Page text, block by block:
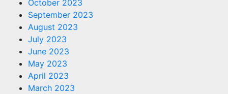
October 2023
September 2023
August 2023
July 2023
June 2023
May 2023
April 2023
March 2023